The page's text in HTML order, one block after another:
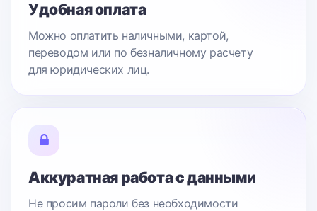
Удобная оплата
Можно оплатить наличными, картой,
переводом или по безналичному расчету
для юридических лиц.
Аккуратная работа с данными
Не просим пароли без необходимости